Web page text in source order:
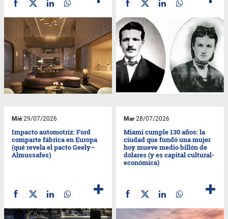
Mié29/07/2026
Impacto automotriz: Ford
comparte fábrica en Europa
(qué revela el pacto Geely–
Almussafes)
Mar28/07/2026
Miami cumple 130 años: la
ciudad que fundó una mujer
hoy mueve medio billón de
dólares (y es capital cultural-
económica)